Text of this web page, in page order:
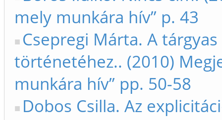
mely munkára hív” p. 43
Csepregi Márta. A
történetéhez.. (2010)
munkára hív” pp. 50-58
Dobos Csilla. Az